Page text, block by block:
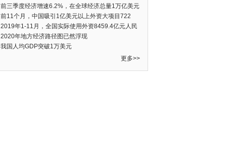
元人民币，比去年同期增长2.4%
前三季度经济增速6.2%，在全球经济总量1万亿美元
以上的经济体中增速最快
前11个月，中国吸引1亿美元以上外资大项目722
个，增长15.5%
2019年1-11月，全国实际使用外资8459.4亿元人民
币，同比增长6.0%
2020年地方经济路径图已然浮现
我国人均GDP突破1万美元
更多>>